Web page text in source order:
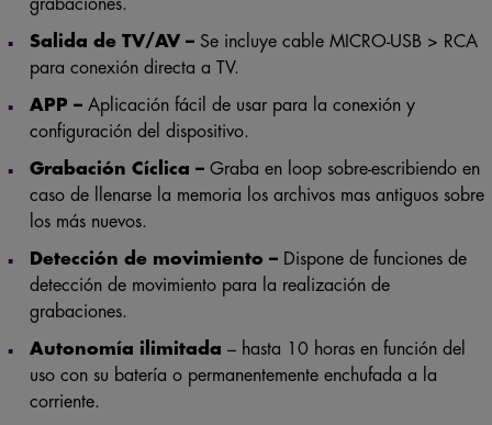
Salida de TV/AV –
para conexión directa a TV.
APP –
configuración del dispositivo.
Grabación Cíclica
caso de llenarse la memoria los archivos mas antiguos sobre
los más nuevos.
detección de movimiento para la realización de
grabaciones.
Autonomía ilimitada
uso con su batería o permanentemente enchufada a la
corriente.